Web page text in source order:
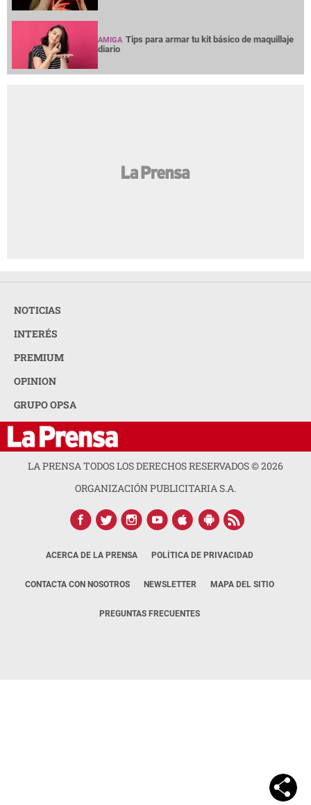
AMIGA Tips para armar tu kit básico de maquillaje
diario
NOTICIAS
INTERÉS
PREMIUM
OPINION
GRUPO OPSA
LA PRENSA TODOS LOS DERECHOS RESERVADOS ©2026
ORGANIZACIÓN PUBLICITARIA S.A.
ACERCA DE LA PRENSA POLÍTICA DE PRIVACIDAD
CONTACTA CON NOSOTROS NEWSLETTER MAPA DEL SITIO
PREGUNTAS FRECUENTES